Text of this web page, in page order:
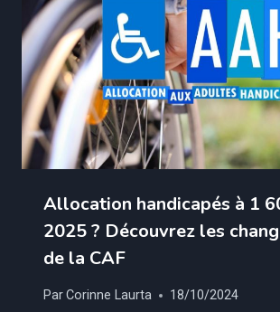
Allocation handicapés à 1
2025 ? Découvrez les
de la CAF
ParCorinne Laurta 18/10/2024